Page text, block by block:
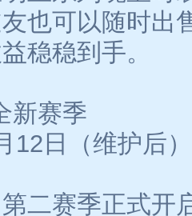
也可以随时出
稳稳到手。
新赛季
12日（维护后
第二赛季正式